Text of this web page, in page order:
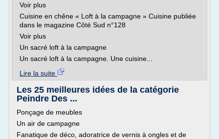
Voir plus
Cuisine en chêne « Loft à la campagne » Cuisine publiée
dans le magazine Côté Sud n°128
Voir plus
Un sacré loft à la campagne
Un sacré loft à la campagne. Une cuisine...
Lire la suite
Les 25 meilleures idées de la catégorie
Peindre Des ...
Ponçage de meubles
Un air de campagne
Fanatique de déco, adoratrice de vernis à ongles et de